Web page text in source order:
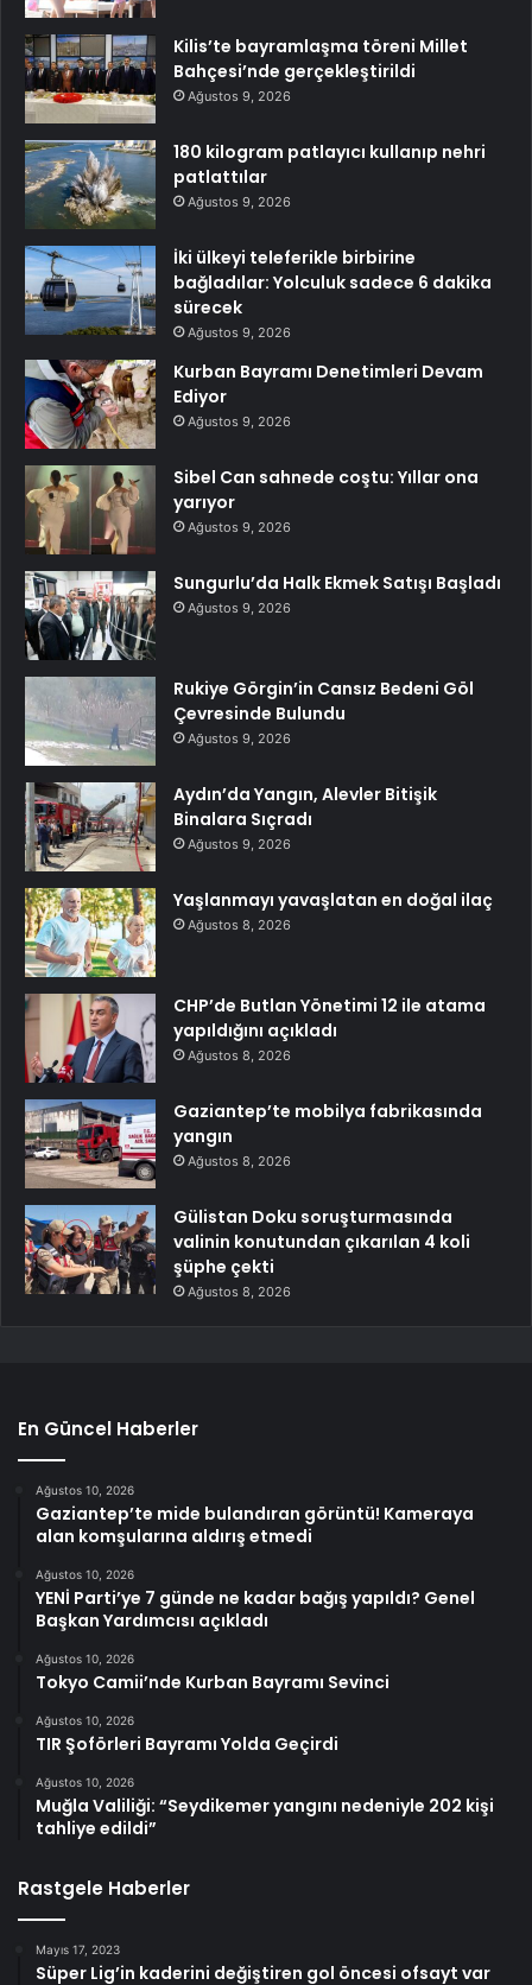
Kilis’te bayramlaşma töreni Millet
Bahçesi’nde gerçekleştirildi
Ağustos 9, 2026
180 kilogram patlayıcı kullanıp nehri
patlattılar
Ağustos 9, 2026
İki ülkeyi teleferikle birbirine
bağladılar: Yolculuk sadece 6 dakika
sürecek
Ağustos 9, 2026
Kurban Bayramı Denetimleri Devam
Ediyor
Ağustos 9, 2026
Sibel Can sahnede coştu: Yıllar ona
yarıyor
Ağustos 9, 2026
Sungurlu’da Halk Ekmek Satışı Başladı
Ağustos 9, 2026
Rukiye Görgin’in Cansız Bedeni Göl
Çevresinde Bulundu
Ağustos 9, 2026
Aydın’da Yangın, Alevler Bitişik
Binalara Sıçradı
Ağustos 9, 2026
Yaşlanmayı yavaşlatan en doğal ilaç
Ağustos 8, 2026
CHP’de Butlan Yönetimi 12 ile atama
yapıldığını açıkladı
Ağustos 8, 2026
Gaziantep’te mobilya fabrikasında
yangın
Ağustos 8, 2026
Gülistan Doku soruşturmasında
valinin konutundan çıkarılan 4 koli
şüphe çekti
Ağustos 8, 2026
En Güncel Haberler
Ağustos 10, 2026
Gaziantep’te mide bulandıran görüntü! Kameraya
alan komşularına aldırış etmedi
Ağustos 10, 2026
YENİ Parti’ye 7 günde ne kadar bağış yapıldı? Genel
Başkan Yardımcısı açıkladı
Ağustos 10, 2026
Tokyo Camii’nde Kurban Bayramı Sevinci
Ağustos 10, 2026
TIR Şoförleri Bayramı Yolda Geçirdi
Ağustos 10, 2026
Muğla Valiliği: “Seydikemer yangını nedeniyle 202 kişi
tahliye edildi”
Rastgele Haberler
Mayıs 17, 2023
Süper Lig’in kaderini değiştiren gol öncesi ofsayt var